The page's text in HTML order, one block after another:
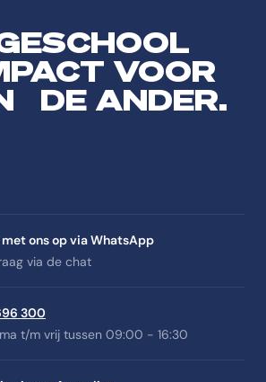
VOOR
DE ANDER.
ons op via WhatsApp
via de chat
300
t/m vrij tussen 09:00 - 16:30